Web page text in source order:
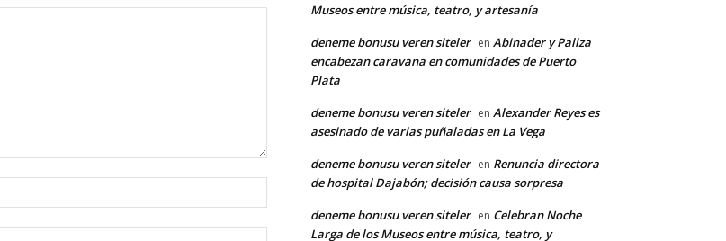
Nombre:*
Museos entre música, teatro, y artesanía
deneme bonusu veren siteler en Abinader y Paliza
encabezan caravana en comunidades de Puerto
Plata
deneme bonusu veren siteler en Alexander Reyes es
asesinado de varias puñaladas en La Vega
deneme bonusu veren siteler en Renuncia directora
de hospital Dajabón; decisión causa sorpresa
deneme bonusu veren siteler en Celebran Noche
Larga de los Museos entre música, teatro, y